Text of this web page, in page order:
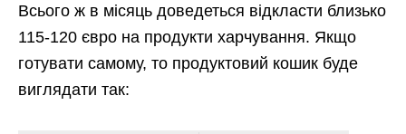
Всього ж в місяць доведеться відкласти близько
115-120 євро на продукти харчування. Якщо
готувати самому, то продуктовий кошик буде
виглядати так: